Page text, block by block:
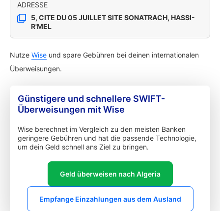
ADRESSE
5, CITE DU 05 JUILLET SITE SONATRACH, HASSI-
R'MEL
Nutze Wise und spare Gebühren bei deinen internationalen
Überweisungen.
Günstigere und schnellere SWIFT-
Überweisungen mit Wise
Wise berechnet im Vergleich zu den meisten Banken
geringere Gebühren und hat die passende Technologie,
um dein Geld schnell ans Ziel zu bringen.
Geld überweisen nach Algeria
Empfange Einzahlungen aus dem Ausland